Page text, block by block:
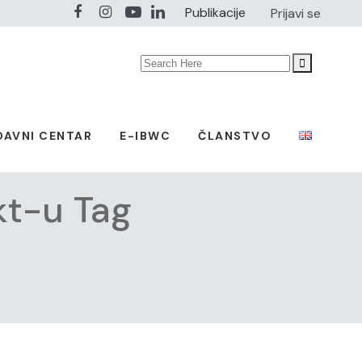
Publikacije Prijavi se
Search
CENTAR E-IBWC ČLANSTVO
u Tag